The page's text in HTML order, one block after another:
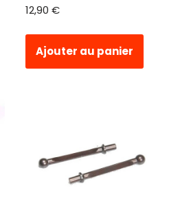
12,90 €
Ajouter au panier